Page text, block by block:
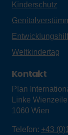
Kinderschutz
Weltkindertag
Kontakt
Plan
Linke
1060 Wien
Telefon: +43